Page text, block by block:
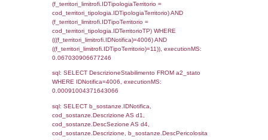
reg_f_territori_limitrofi.Denominazione,
_limitrofi.DescAltro FROM
JOIN cod_territori_tipologia ON
(reg_f_territori_limitrofi.IDTipologiaTerritorio =
cod_territori_tipologia.IDTipologiaTerritorio)
(reg_f_territori_limitrofi.IDTipoTerritorio =
cod_territori_tipologia.IDTerritorioTP)